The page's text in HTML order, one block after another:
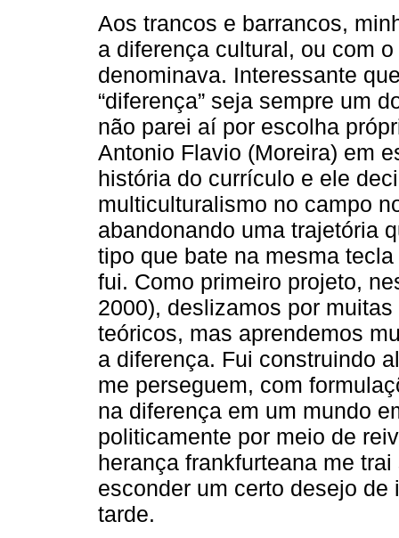
Aos trancos e barrancos,
a diferença cultural, ou com
denominava. Interessante
“diferença” seja sempre um
não parei aí por escolha
Antonio Flavio (Moreira) em
história do currículo e ele
multiculturalismo no campo
abandonando uma trajetória
tipo que bate na mesma
fui. Como primeiro projeto,
2000), deslizamos por
teóricos, mas aprendemos
a diferença. Fui construindo
me perseguem, com
na diferença em um mundo
politicamente por meio de
herança frankfurteana me
esconder um certo desejo
tarde.